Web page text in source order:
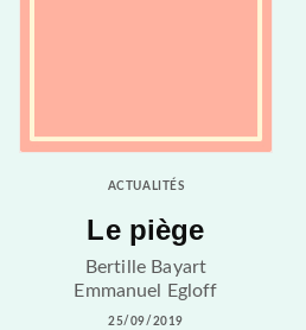
ACTUALITÉS
Le piège
Bertille Bayart
Emmanuel Egloff
25/09/2019